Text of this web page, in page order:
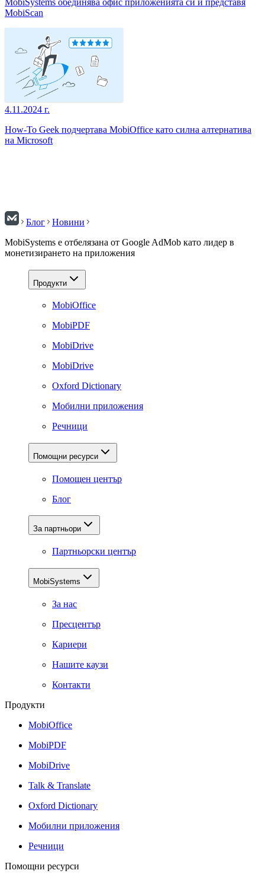
MobiScan
4.11.2024 г.
How-To Geek подчертава MobiOffice като силна алтернатива
на Microsoft
Блог
Новини
MobiSystems е отбелязана от Google AdMob като лидер в
монетизирането на приложения
Продукти
MobiOffice
MobiPDF
MobiDrive
MobiDrive
Oxford Dictionary
Мобилни приложения
Речници
Помощни ресурси
Помощен център
Блог
За партньори
Партньорски център
MobiSystems
За нас
Пресцентър
Кариери
Нашите каузи
Контакти
Продукти
MobiOffice
MobiPDF
MobiDrive
Talk & Translate
Oxford Dictionary
Мобилни приложения
Речници
Помощни ресурси